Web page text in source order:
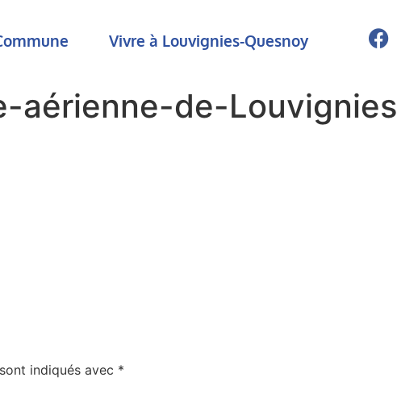
Vivre à Louvignies-Quesnoy
aérienne-de-Louvignies
indiqués avec *